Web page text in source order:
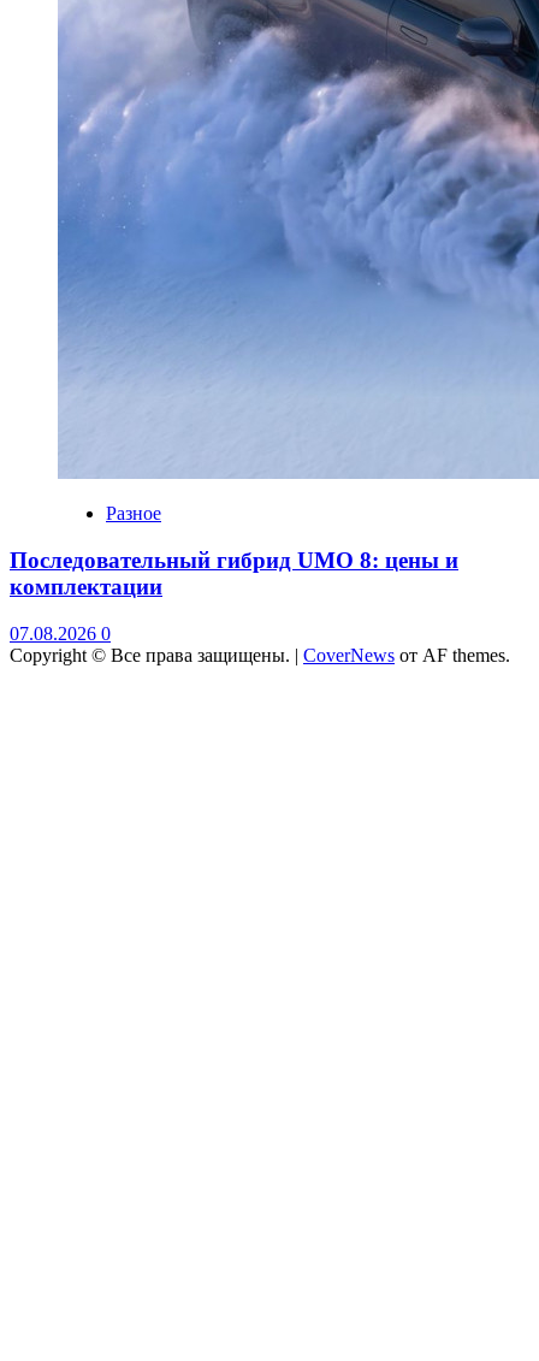
Разное
Последовательный гибрид UMO 8: цены и
комплектации
07.08.2026 0
Copyright © Все права защищены. | CoverNews от AF themes.